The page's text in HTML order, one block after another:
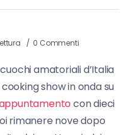
0 Commenti
amatoriali d’Italia
cooking show in onda su
con dieci
rimanere nove dopo